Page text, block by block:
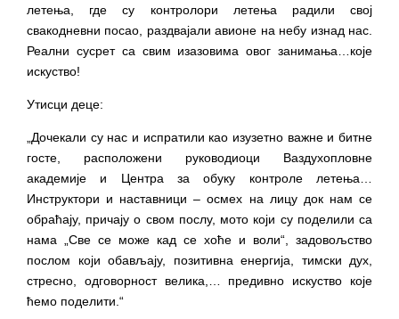
летења, где су контролори летења радили свој
свакодневни посао, раздвајали авионе на небу изнад нас.
Реални сусрет са свим изазовима овог занимања…које
искуство!
Утисци деце:
„Дочекали су нас и испратили као изузетно важне и битне
госте, расположени руководиоци Ваздухопловне
академије и Центра за обуку контроле летења…
Инструктори и наставници – осмех на лицу док нам се
обраћају, причају о свом послу, мото који су поделили са
нама „Све се може кад се хоће и воли“, задовољство
послом који обављају, позитивна енергија, тимски дух,
стресно, одговорност велика,… предивно искуство које
ћемо поделити.“